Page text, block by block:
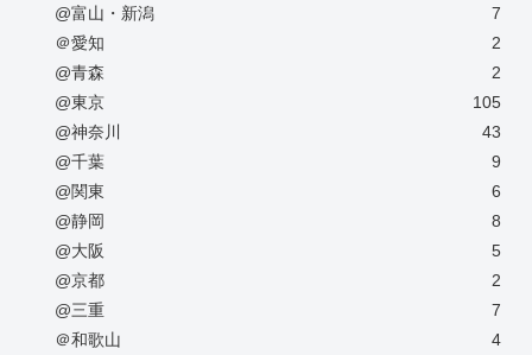
@富山・新潟
7
＠愛知
2
@青森
2
@東京
105
@神奈川
43
@千葉
9
@関東
6
@静岡
8
@大阪
5
@京都
2
@三重
7
＠和歌山
4